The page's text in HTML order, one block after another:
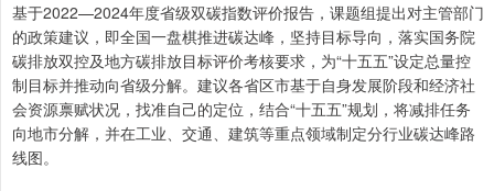
基于2022—2024年度省级双碳指数评价报告，课题组提出对主管部门
的政策建议，即全国一盘棋推进碳达峰，坚持目标导向，落实国务院
碳排放双控及地方碳排放目标评价考核要求，为“十五五”设定总量控
制目标并推动向省级分解。建议各省区市基于自身发展阶段和经济社
会资源禀赋状况，找准自己的定位，结合“十五五”规划，将减排任务
向地市分解，并在工业、交通、建筑等重点领域制定分行业碳达峰路
线图。